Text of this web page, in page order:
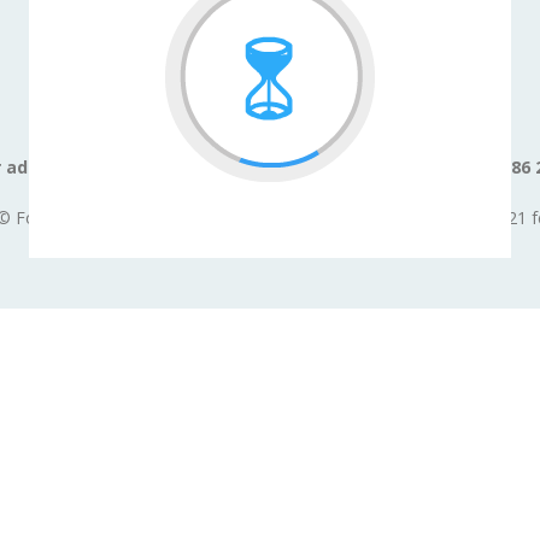
adopter un animal contactez le service adoption au 01 34 86
Fondation Brigitte Bardot, reconnue d'utilité publique depuis le 21